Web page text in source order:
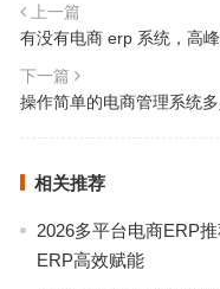
上一篇
有没有电商 erp 系统，高
下一篇
操作简单的电商管理系统
相关推荐
2026多平台电商ERP
ERP高效赋能